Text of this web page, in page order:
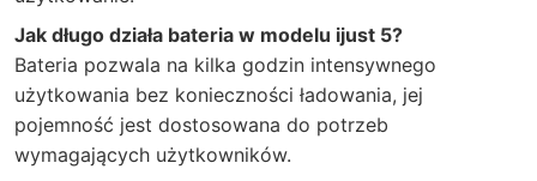
Jak długo działa bateria w modelu ijust 5?
Bateria pozwala na kilka godzin intensywnego
użytkowania bez konieczności ładowania, jej
pojemność jest dostosowana do potrzeb
wymagających użytkowników.